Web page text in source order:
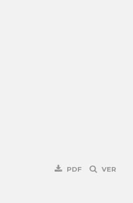
PDF VER